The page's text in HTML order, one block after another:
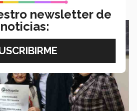
newsletter de
noticias: